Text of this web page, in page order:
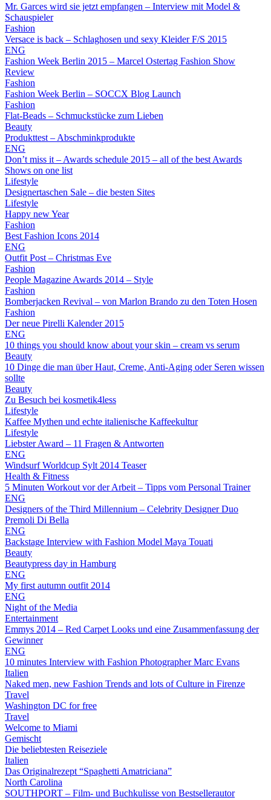
Mr. Garces wird sie jetzt empfangen – Interview mit Model &
Schauspieler
Fashion
Versace is back – Schlaghosen und sexy Kleider F/S 2015
ENG
Fashion Week Berlin 2015 – Marcel Ostertag Fashion Show
Review
Fashion
Fashion Week Berlin – SOCCX Blog Launch
Fashion
Flat-Beads – Schmuckstücke zum Lieben
Beauty
Produkttest – Abschminkprodukte
ENG
Don’t miss it – Awards schedule 2015 – all of the best Awards
Shows on one list
Lifestyle
Designertaschen Sale – die besten Sites
Lifestyle
Happy new Year
Fashion
Best Fashion Icons 2014
ENG
Outfit Post – Christmas Eve
Fashion
People Magazine Awards 2014 – Style
Fashion
Bomberjacken Revival – von Marlon Brando zu den Toten Hosen
Fashion
Der neue Pirelli Kalender 2015
ENG
10 things you should know about your skin – cream vs serum
Beauty
10 Dinge die man über Haut, Creme, Anti-Aging oder Seren wissen
sollte
Beauty
Zu Besuch bei kosmetik4less
Lifestyle
Kaffee Mythen und echte italienische Kaffeekultur
Lifestyle
Liebster Award – 11 Fragen & Antworten
ENG
Windsurf Worldcup Sylt 2014 Teaser
Health & Fitness
5 Minuten Workout vor der Arbeit – Tipps vom Personal Trainer
ENG
Designers of the Third Millennium – Celebrity Designer Duo
Premoli Di Bella
ENG
Backstage Interview with Fashion Model Maya Touati
Beauty
Beautypress day in Hamburg
ENG
My first autumn outfit 2014
ENG
Night of the Media
Entertainment
Emmys 2014 – Red Carpet Looks und eine Zusammenfassung der
Gewinner
ENG
10 minutes Interview with Fashion Photographer Marc Evans
Italien
Naked men, new Fashion Trends and lots of Culture in Firenze
Travel
Washington DC for free
Travel
Welcome to Miami
Gemischt
Die beliebtesten Reiseziele
Italien
Das Originalrezept “Spaghetti Amatriciana”
North Carolina
SOUTHPORT – Film- und Buchkulisse von Bestsellerautor